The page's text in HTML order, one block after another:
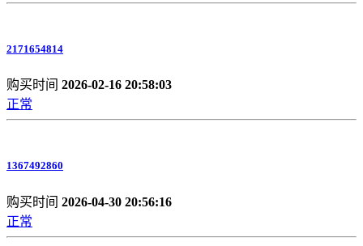
2171654814
购买时间 2026-02-16 20:58:03
正常
1367492860
购买时间 2026-04-30 20:56:16
正常